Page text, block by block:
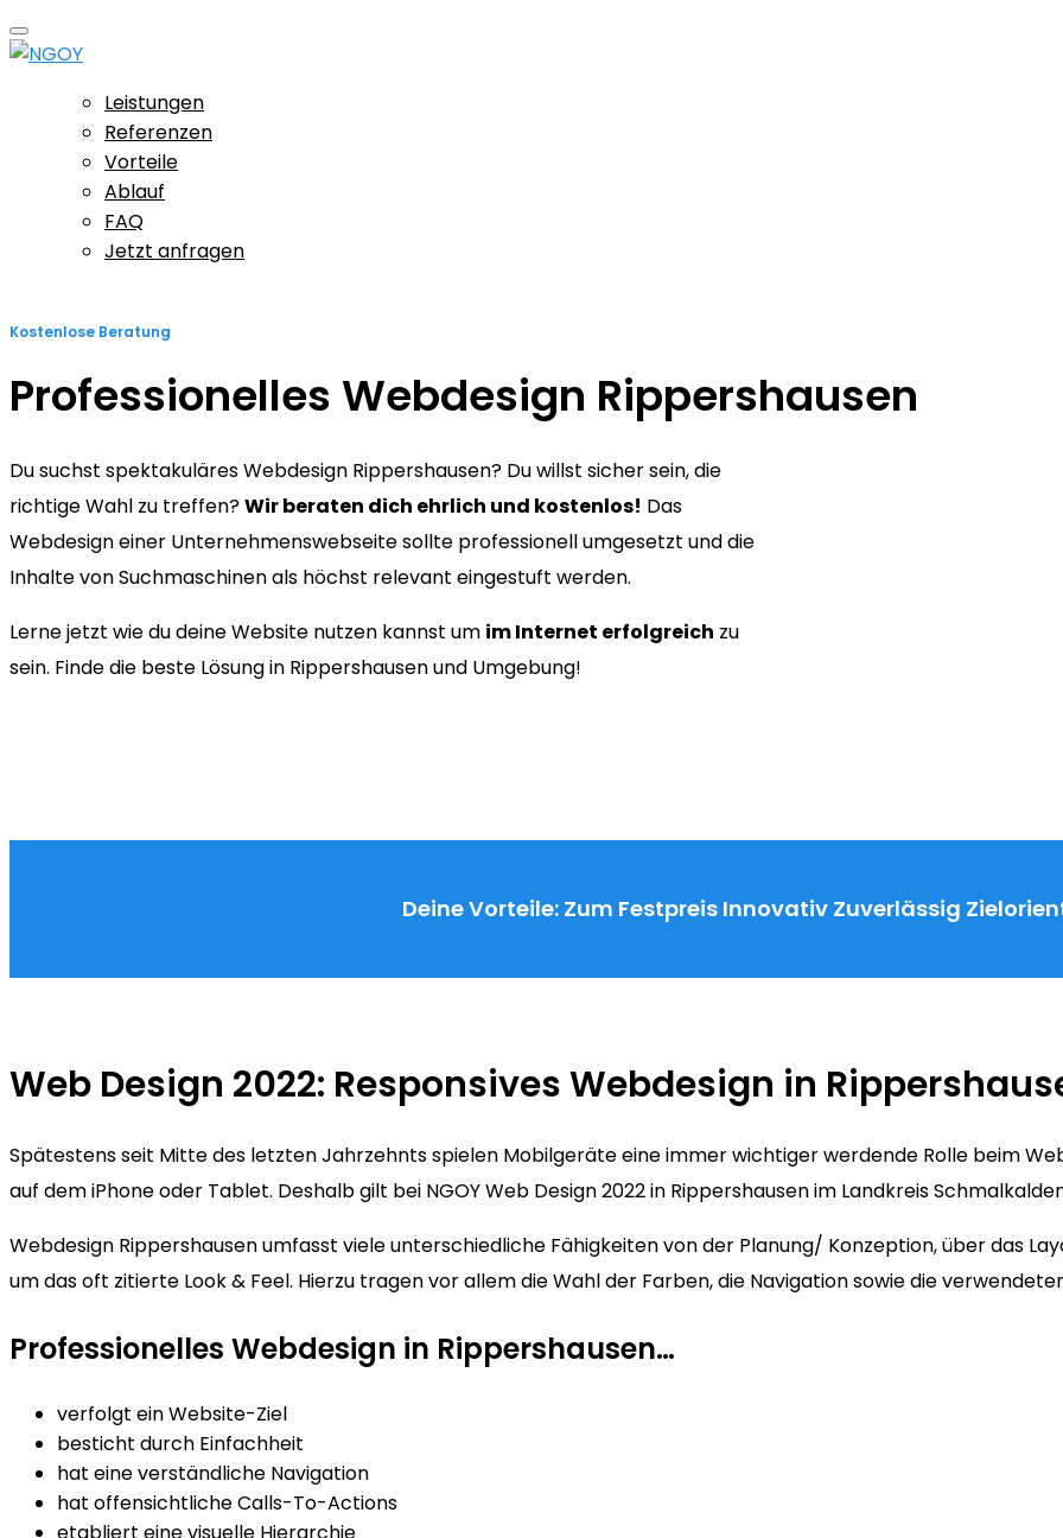
Leistungen
Referenzen
Vorteile
Ablauf
FAQ
Jetzt anfragen
Kostenlose Beratung
Professionelles Webdesign Rippershausen
Du suchst spektakuläres Webdesign Rippershausen? Du willst sicher sein, die
richtige Wahl zu treffen?Wir beraten dich ehrlich und kostenlos! Das
Webdesign einer Unternehmenswebseite sollte professionell umgesetzt und die
Inhalte von Suchmaschinen als höchst relevant eingestuft werden.
Lerne jetzt wie du deine Website nutzen kannst um im Internet erfolgreich zu
sein. Finde die beste Lösung in Rippershausen und Umgebung!
Deine Vorteile: Zum Festpreis Innovativ Zuverlässig
Web Design 2022: Responsives Webdesign in
Spätestens seit Mitte des letzten Jahrzehnts spielen Mobilgeräte eine immer wichtiger werdende Rolle beim
auf dem iPhone oder Tablet. Deshalb gilt bei NGOY Web Design 2022 in Rippershausen im Landkreis
Webdesign Rippershausen umfasst viele unterschiedliche Fähigkeiten von der Planung/ Konzeption, über das
um das oft zitierte Look & Feel. Hierzu tragen vor allem die Wahl der Farben, die Navigation sowie die
Professionelles Webdesign in Rippershausen…
verfolgt ein Website-Ziel
besticht durch Einfachheit
hat eine verständliche Navigation
hat offensichtliche Calls-To-Actions
etabliert eine visuelle Hierarchie